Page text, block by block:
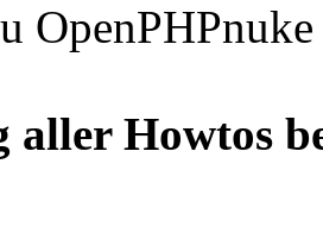
OpenPHPnuke
Howtos